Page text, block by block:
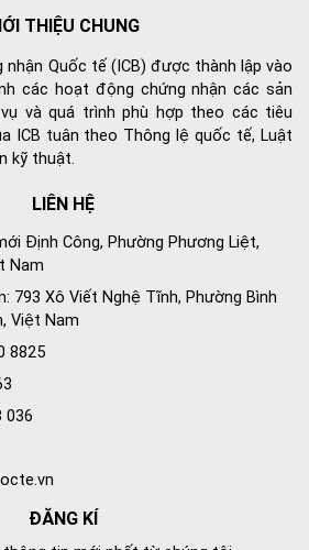
THIỆU CHUNG
nhận Quốc tế (ICB) được thành lập vào
các hoạt động chứng nhận các sản
và quá trình phù hợp theo các tiêu
ICB tuân theo Thông lệ quốc tế, Luật
kỹ thuật.
LIÊN HỆ
Định Công, Phường Phương Liệt,
Nam
793 Xô Viết Nghệ Tĩnh, Phường Bình
Việt Nam
8825
036
ĐĂNG KÍ